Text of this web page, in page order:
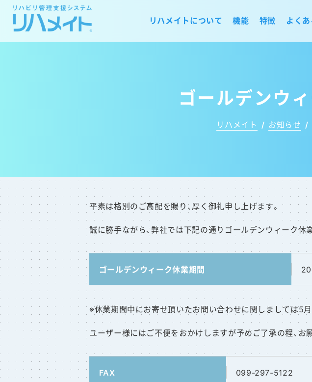
リハメイトについて 機能 特徴 よく
ゴールデンウ
リハメイト / お知らせ /
平素は格別のご高配を賜り、厚く御礼申し上げます。
誠に勝手ながら、弊社では下記の通りゴールデンウィーク休
ゴールデンウィーク休業期間
※休業期間中にお寄せ頂いたお問い合わせに関しましては5月
ユーザー様にはご不便をおかけしますが予めご了承の程、お
FAX 099-297-5122